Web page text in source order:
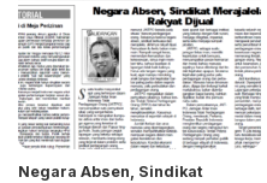
Negara Absen, Sindikat